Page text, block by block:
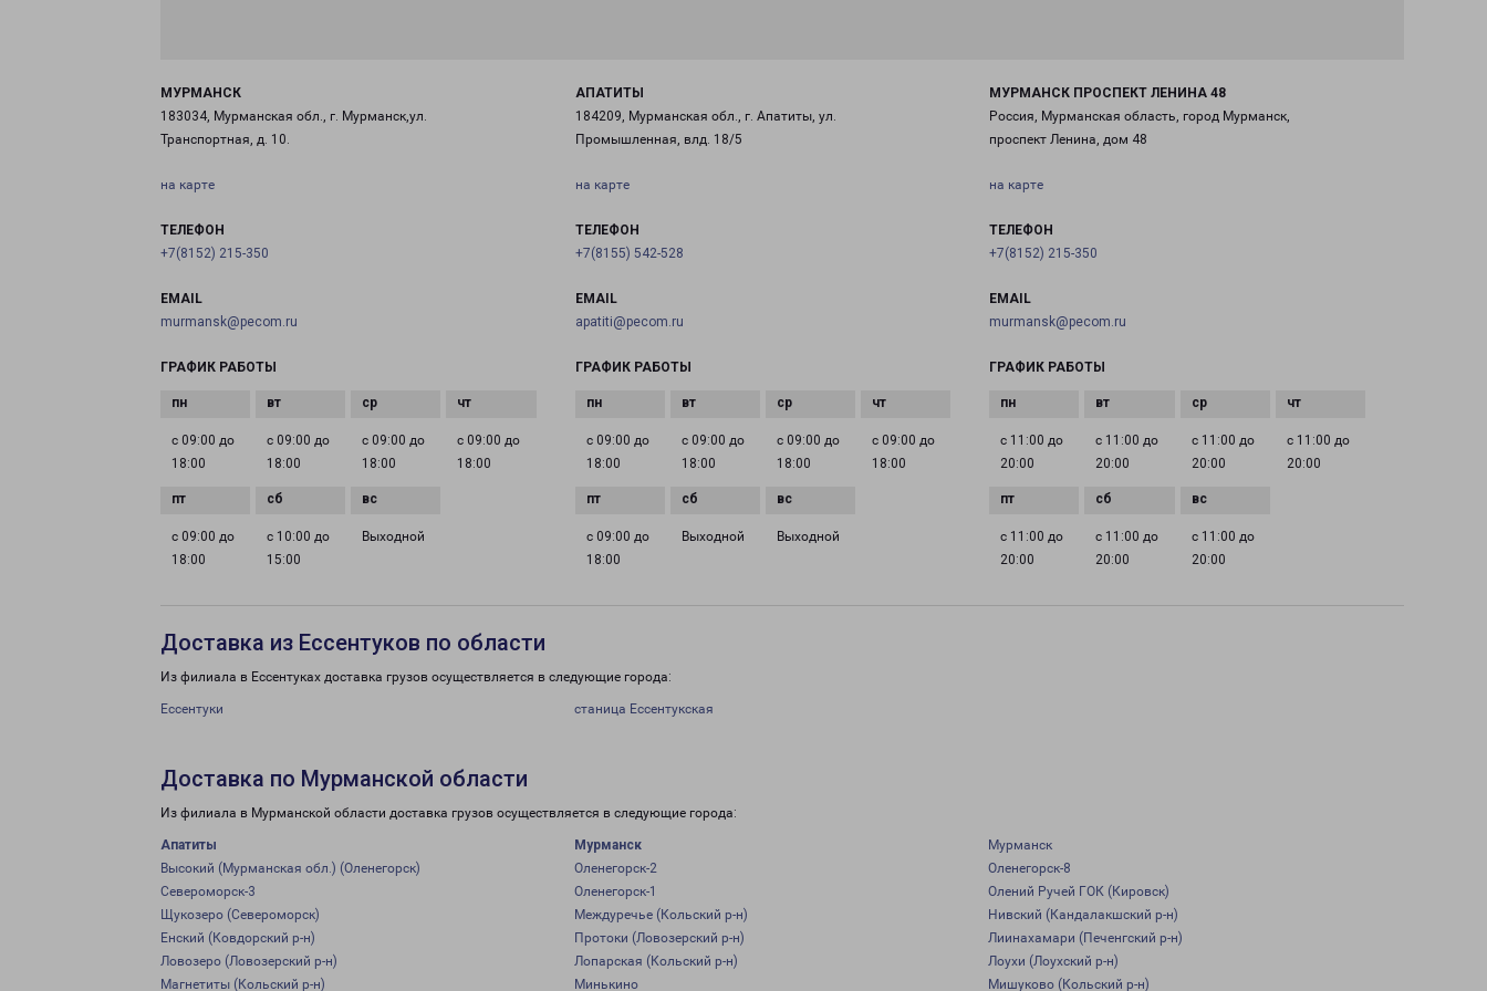
МУРМАНСК
183034, Мурманская обл., г. Мурманск,ул.
Транспортная, д. 10.
на карте
ТЕЛЕФОН
+7(8152) 215-350
EMAIL
murmansk@pecom.ru
ГРАФИК РАБОТЫ
с 09:00 до
18:00
с 09:00 до
18:00
с 09:00 до
18:00
с 09:00 до
18:00
с 09:00 до
18:00
с 10:00 до
15:00
Выходной
АПАТИТЫ
184209, Мурманская обл., г. Апатиты, ул.
Промышленная, влд. 18/5
на карте
ТЕЛЕФОН
+7(8155) 542-528
EMAIL
apatiti@pecom.ru
ГРАФИК РАБОТЫ
с 09:00 до
18:00
с 09:00 до
18:00
с 09:00 до
18:00
с 09:00 до
18:00
с 09:00 до
18:00
Выходной Выходной
МУРМАНСК ПРОСПЕКТ ЛЕНИНА 48
Россия, Мурманская область, город Мурманск,
проспект Ленина, дом 48
на карте
ТЕЛЕФОН
+7(8152) 215-350
EMAIL
murmansk@pecom.ru
ГРАФИК РАБОТЫ
с 11:00 до
20:00
с 11:00 до
20:00
с 11:00 до
20:00
с 11:00 до
20:00
с 11:00 до
20:00
с 11:00 до
20:00
с 11:00 до
20:00
Доставка из Ессентуков по области
Из филиала в Ессентуках доставка грузов осуществляется в следующие города:
Ессентуки станица Ессентукская
Доставка по Мурманской области
Из филиала в Мурманской области доставка грузов осуществляется в следующие города:
Апатиты Мурманск
Мурманск
Высокий (Мурманская обл.) (Оленегорск)
Оленегорск-2
Оленегорск-8
Североморск-3
Оленегорск-1
Олений Ручей ГОК (Кировск)
Щукозеро (Североморск)
Междуречье (Кольский р-н)
Нивский (Кандалакшский р-н)
Енский (Ковдорский р-н)
Протоки (Ловозерский р-н)
Лиинахамари (Печенгский р-н)
Ловозеро (Ловозерский р-н)
Лопарская (Кольский р-н)
Лоухи (Лоухский р-н)
Магнетиты (Кольский р-н)
Минькино Мишуково (Кольский р-н)